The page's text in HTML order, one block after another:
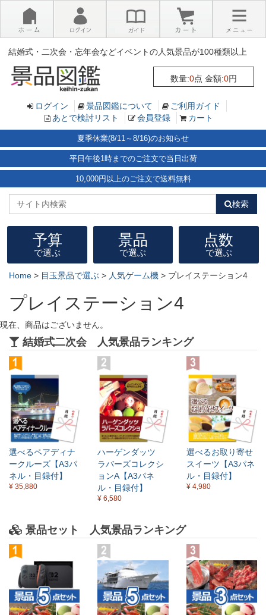
結婚式・二次会・忘年会などイベントの人気景品が100種類以上
数量:0点 金額:0円
×
ログイン 景品図鑑について
ご利用ガイド
あとで検討リスト
会員登録 カート
夏季休業(8/11～8/16)のお知らせ
平日午後1時までのご注文で当日出荷
10,000円以上のご注文で送料無料
検索
予算
で選ぶ
景品
で選ぶ
点数
で選ぶ
Home > 目玉景品で選ぶ > 人気ゲーム機 > プレイステーション4
プレイステーション4
現在、商品はございません。
結婚式二次会 人気景品ランキング
選べるペアディナ
ークルーズ【A3パ
ネル・目録付】
¥ 35,880
ハーゲンダッツ
ラバーズコレクシ
ョンA【A3パネ
ル・目録付】
¥ 6,580
選べるお取り寄せ
スイーツ【A3パネ
ル・目録付】
¥ 4,980
景品セット 人気景品ランキング